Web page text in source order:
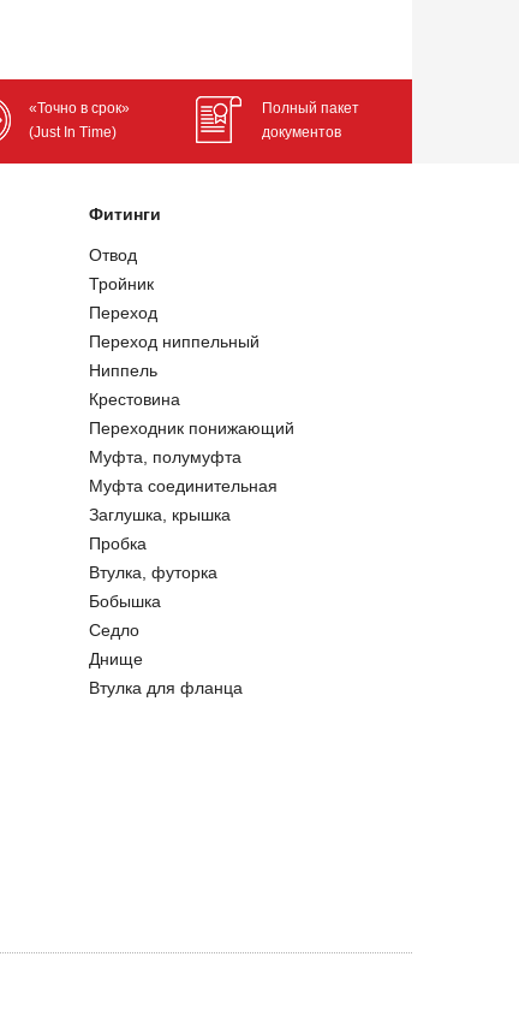
«Точно в срок»
(Just In Time)
Полный пакет
документов
Фитинги
Отвод
Тройник
Переход
Переход ниппельный
Ниппель
Крестовина
Переходник понижающий
Муфта, полумуфта
Муфта соединительная
Заглушка, крышка
Пробка
Втулка, футорка
Бобышка
Седло
Днище
Втулка для фланца